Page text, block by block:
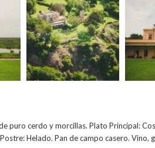
puro cerdo y morcillas. Plato Principal:
Helado. Pan de campo casero. Vino,